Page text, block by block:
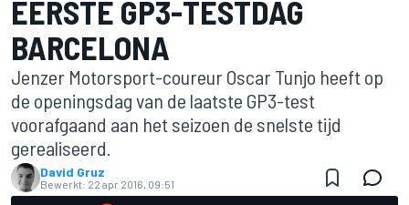
EERSTE GP3-TESTDAG
BARCELONA
Jenzer Motorsport-coureur Oscar Tunjo heeft op
de openingsdag van de laatste GP3-test
voorafgaand aan het seizoen de snelste tijd
gerealiseerd.
David Gruz
Bewerkt: 22 apr 2016, 09:51